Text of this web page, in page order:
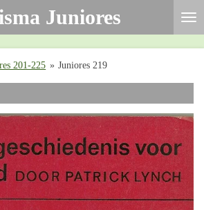
Juniores
201-225 » Juniores 219